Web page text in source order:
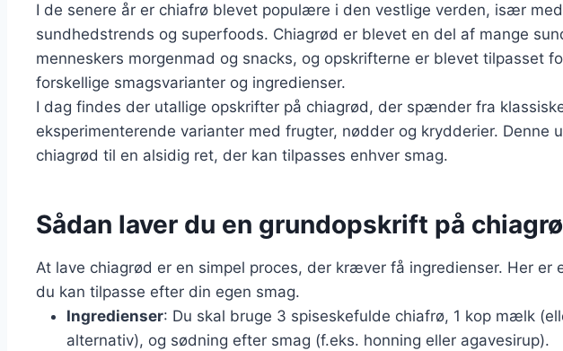
I de senere år er chiafrø blevet populære i den vestlige verden, især
sundhedstrends og superfoods. Chiagrød er blevet en del af mange
menneskers morgenmad og snacks, og opskrifterne er blevet tilpasset
forskellige smagsvarianter og ingredienser.
I dag findes der utallige opskrifter på chiagrød, der spænder fra
eksperimenterende varianter med frugter, nødder og krydderier. Denne
chiagrød til en alsidig ret, der kan tilpasses enhver smag.
Sådan laver du en grundopskrift på
At lave chiagrød er en simpel proces, der kræver få ingredienser. Her er
du kan tilpasse efter din egen smag.
Ingredienser: Du skal bruge 3 spiseskefulde chiafrø, 1 kop mælk
alternativ), og sødning efter smag (f.eks. honning eller agavesirup).